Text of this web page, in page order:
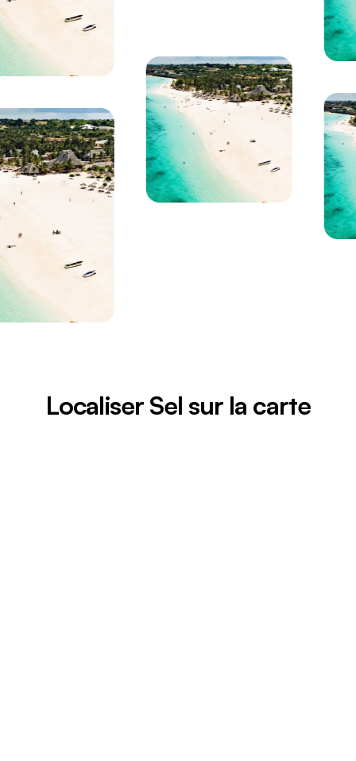
Localiser Sel sur la carte